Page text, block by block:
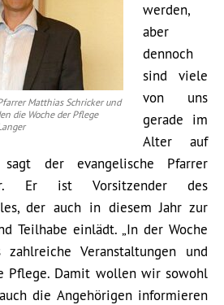
Matthias Schricker und
die Woche der Pflege
werden,
aber
dennoch
sind viele
von uns
gerade im
Alter auf
sagt der evangelische Pfarrer
Er ist Vorsitzender des
der auch in diesem Jahr zur
Teilhabe einlädt. „In der Woche
Veranstaltungen und
Pflege. Damit wollen wir sowohl
die Angehörigen informieren